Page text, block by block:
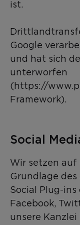
ist.
Google
und hat sich
unterworfen
(https://
Framework).
Social
Wir setzen auf
Grundlage des
Social Plug-
Facebook,
unsere